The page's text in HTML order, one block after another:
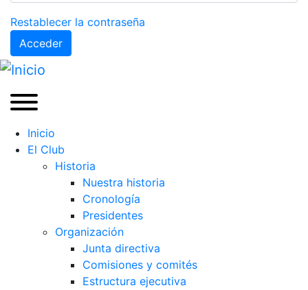
Restablecer la contraseña
Acceder
Inicio
El Club
Historia
Nuestra historia
Cronología
Presidentes
Organización
Junta directiva
Comisiones y comités
Estructura ejecutiva